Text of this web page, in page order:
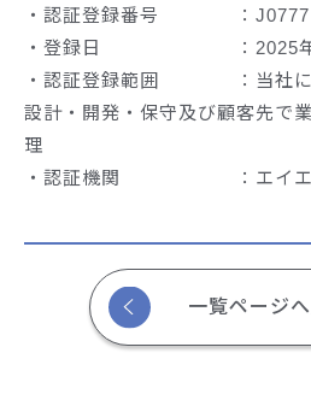
・認証登録番号 ：J0777
・登録日 ：2025年4
・認証登録範囲 ：当社に
設計・開発・保守及び顧客先で
理
・認証機関 ：エイエス
一覧ページ